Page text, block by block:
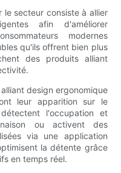
le secteur consiste à allier
afin d'améliorer
modernes
qu'ils offrent bien plus
des produits alliant
design ergonomique
leur apparition sur le
l'occupation et
ou activent des
via une application
la détente grâce
en temps réel.